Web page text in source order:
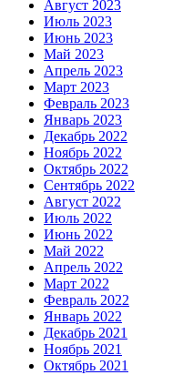
Август 2023
Июль 2023
Июнь 2023
Май 2023
Апрель 2023
Март 2023
Февраль 2023
Январь 2023
Декабрь 2022
Ноябрь 2022
Октябрь 2022
Сентябрь 2022
Август 2022
Июль 2022
Июнь 2022
Май 2022
Апрель 2022
Март 2022
Февраль 2022
Январь 2022
Декабрь 2021
Ноябрь 2021
Октябрь 2021